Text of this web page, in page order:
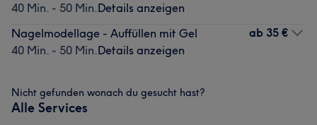
40 Min. - 50 Min.Details anzeigen
Nagelmodellage - Auffüllen mit Gel
40 Min. - 50 Min.Details anzeigen
ab 35 €
Nicht gefunden wonach du gesucht hast?
Alle Services